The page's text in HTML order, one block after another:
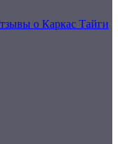
о Каркас Тайги